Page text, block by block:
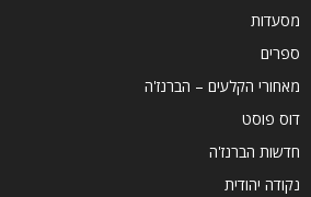
מסעדות
ספרים
מאחורי הקלעים – הברנז'ה
דוס פוסט
חדשות הברנז'ה
נקודה יהודית